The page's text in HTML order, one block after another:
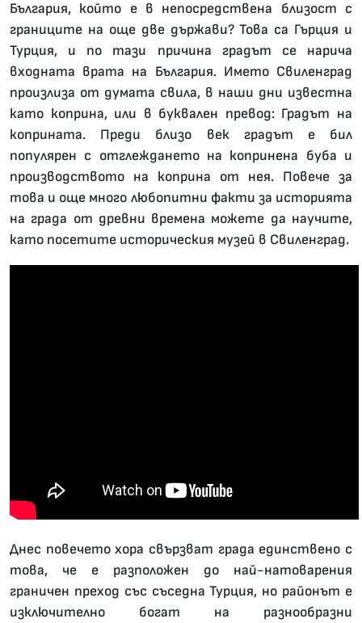
България, който е в непосредствена близост с
границите на още две държави? Това са Гърция и
Турция, и по тази причина градът се нарича
входната врата на България. Името Свиленград
произлиза от думата свила, в наши дни известна
като коприна, или в буквален превод: Градът на
коприната. Преди близо век градът е бил
популярен с отглеждането на копринена буба и
производството на коприна от нея. Повече за
това и още много любопитни факти за историята
на града от древни времена можете да научите,
като посетите историческия музей в Свиленград.
Днес повечето хора свързват града единствено с
това, че е разположен до най-натоварения
граничен преход със съседна Турция, но районът е
изключително богат на разнообразни